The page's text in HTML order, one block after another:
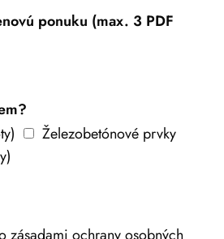
ponuku (max. 3 PDF
Železobetónové prvky